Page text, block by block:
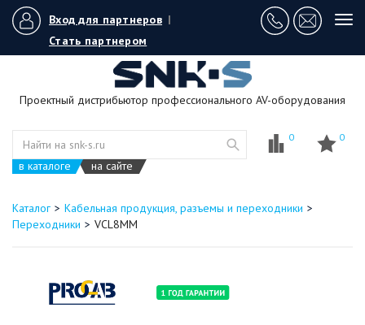
Вход для партнеров |
Стать партнером
Проектный дистрибьютор профессионального AV-оборудования
в каталоге на сайте
0 0
Каталог
Кабельная продукция, разъемы и переходники
Переходники
VCL8MM